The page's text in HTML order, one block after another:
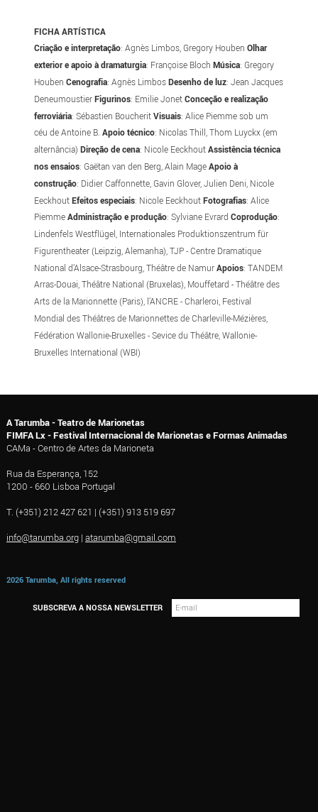
FICHA ARTÍSTICA
Criação e interpretação: Agnès Limbos, Gregory HoubenOlhar
exterior e apoio à dramaturgia: Françoise BlochMúsica: Gregory
HoubenCenografia: Agnès LimbosDesenho de luz: Jean Jacques
DeneumoustierFigurinos: Emilie JonetConceção e realização
ferroviária: Sébastien BoucheritVisuais: Alice Piemme sob um
céu de Antoine B.Apoio técnico: Nicolas Thill, Thom Luyckx (em
alternância)Direção de cena: Nicole EeckhoutAssistência técnica
nos ensaios: Gaëtan van den Berg, Alain MageApoio à
construção: Didier Caffonnette, Gavin Glover, Julien Deni, Nicole
EeckhoutEfeitos especiais: Nicole EeckhoutFotografias: Alice
PiemmeAdministração e produção: Sylviane EvrardCoprodução:
Lindenfels Westflügel, Internationales Produktionszentrum für
Figurentheater (Leipzig, Alemanha), TJP - Centre Dramatique
National d’Alsace-Strasbourg, Théâtre de NamurApoios: TANDEM
Arras-Douai, Théâtre National (Bruxelas), Mouffetard - Théâtre des
Arts de la Marionnette (Paris), l’ANCRE - Charleroi, Festival
Mondial des Théâtres de Marionnettes de Charleville-Mézières,
Fédération Wallonie-Bruxelles - Sevice du Théâtre, Wallonie-
Bruxelles International (WBI)
A Tarumba - Teatro de Marionetas
FIMFA Lx - Festival Internacional de Marionetas e Formas Animadas
CAMa - Centro de Artes da Marioneta
Rua da Esperança, 152
1200 - 660 Lisboa Portugal
T. (+351) 212 427 621 | (+351) 913 519 697
info@tarumba.org| atarumba@gmail.com
2026 Tarumba, All rights reserved
SUBSCREVA A NOSSA NEWSLETTER